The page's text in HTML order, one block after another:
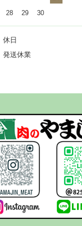
28 29 30
休日
発送休業